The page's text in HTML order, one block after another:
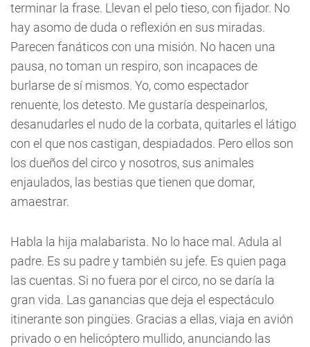
terminar la frase. Llevan el pelo tieso, con fijador. No
hay asomo de duda o reflexión en sus miradas.
Parecen fanáticos con una misión. No hacen una
pausa, no toman un respiro, son incapaces de
burlarse de sí mismos. Yo, como espectador
renuente, los detesto. Me gustaría despeinarlos,
desanudarles el nudo de la corbata, quitarles el látigo
con el que nos castigan, despiadados. Pero ellos son
los dueños del circo y nosotros, sus animales
enjaulados, las bestias que tienen que domar,
amaestrar.
Habla la hija malabarista. No lo hace mal. Adula al
padre. Es su padre y también su jefe. Es quien paga
las cuentas. Si no fuera por el circo, no se daría la
gran vida. Las ganancias que deja el espectáculo
itinerante son pingües. Gracias a ellas, viaja en avión
privado o en helicóptero mullido, anunciando las